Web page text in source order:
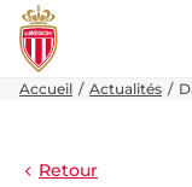
Accueil Actualités
Retour